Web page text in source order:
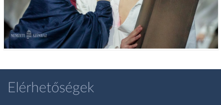
Elérhetőségek